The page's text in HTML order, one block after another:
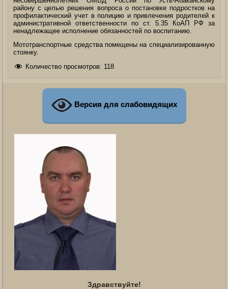
району с целью решения вопроса о постановке подростков на
профилактический учет в полицию и привлечения родителей к
административной ответственности по ст. 5.35 КоАП РФ за
ненадлежащее исполнение обязанностей по воспитанию.
Мототранспортные средства помещены на специализированную
стоянку.
Количество просмотров: 118
Версия для слабовидящих
Здравствуйте!